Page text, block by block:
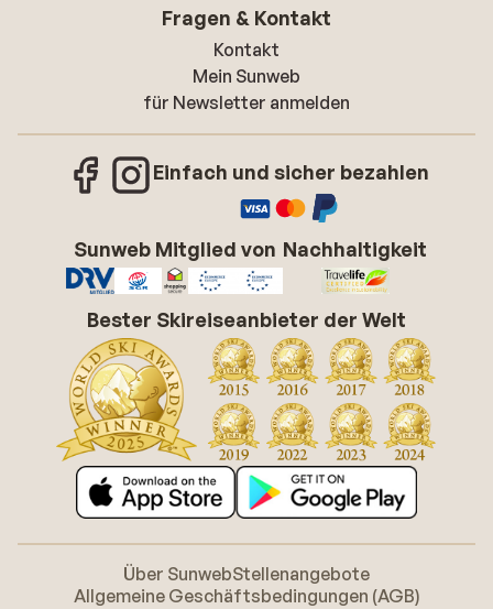
Fragen & Kontakt
Kontakt
Mein Sunweb
für Newsletter anmelden
Einfach und sicher bezahlen
Sunweb Mitglied von Nachhaltigkeit
Bester Skireiseanbieter der Welt
Über SunwebStellenangebote
Allgemeine Geschäftsbedingungen (AGB)